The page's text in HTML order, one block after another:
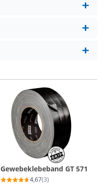
Gewebeklebeband GT 571
4,67(3)